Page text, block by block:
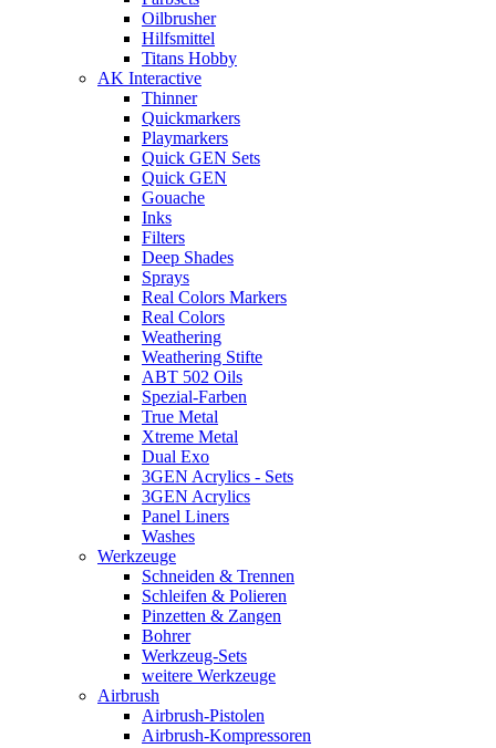
Oilbrusher
Hilfsmittel
Titans Hobby
AK Interactive
Thinner
Quickmarkers
Playmarkers
Quick GEN Sets
Quick GEN
Gouache
Inks
Filters
Deep Shades
Sprays
Real Colors Markers
Real Colors
Weathering
Weathering Stifte
ABT 502 Oils
Spezial-Farben
True Metal
Xtreme Metal
Dual Exo
3GEN Acrylics - Sets
3GEN Acrylics
Panel Liners
Washes
Werkzeuge
Schneiden & Trennen
Schleifen & Polieren
Pinzetten & Zangen
Bohrer
Werkzeug-Sets
weitere Werkzeuge
Airbrush
Airbrush-Pistolen
Airbrush-Kompressoren